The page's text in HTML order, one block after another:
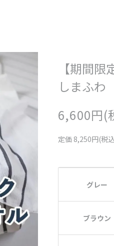
【期間
しまふ
6,600円(
定価 8,250円(税
グレー
ブラウン